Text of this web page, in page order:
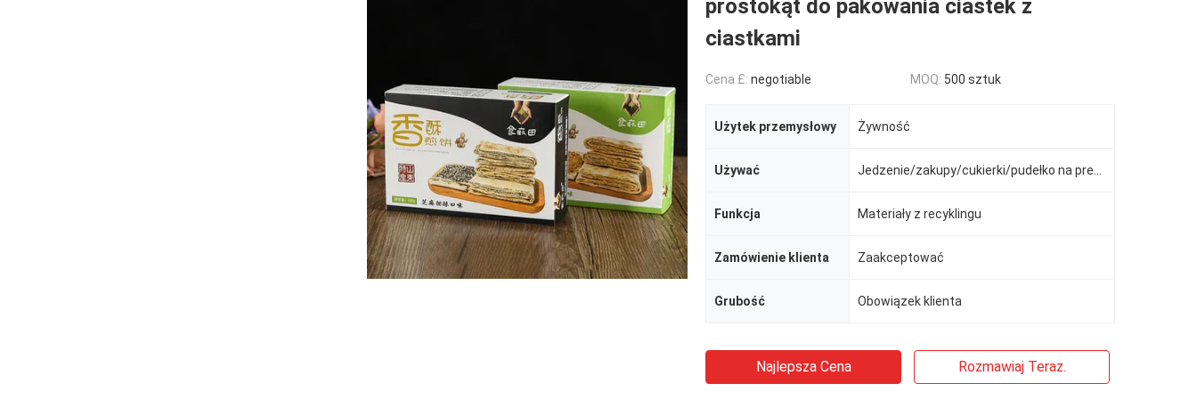
prostokąt do pakowania ciastek z
ciastkami
Cena £: negotiable MOQ: 500 sztuk
Użytek przemysłowy Żywność
Używać
Funkcja Materiały z recyklingu
Zamówienie klienta Zaakceptować
Grubość Obowiązek klienta
Najlepsza Cena Rozmawiaj Teraz.